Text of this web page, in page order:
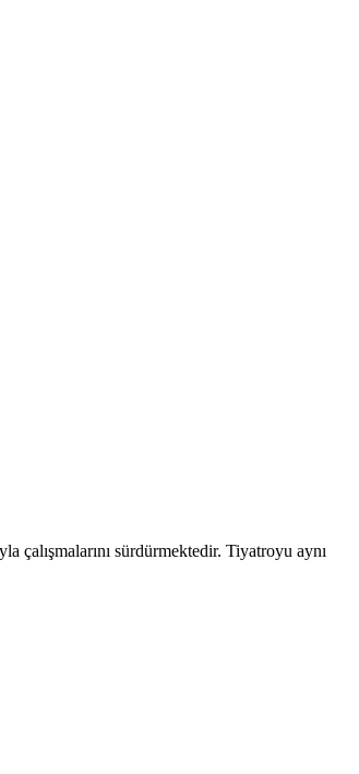
çalışmalarını sürdürmektedir. Tiyatroyu aynı